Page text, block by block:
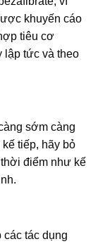
khuyến cáo
tiêu cơ
lập tức và theo
sớm càng
tiếp, hãy bỏ
điểm như kế
các tác dụng